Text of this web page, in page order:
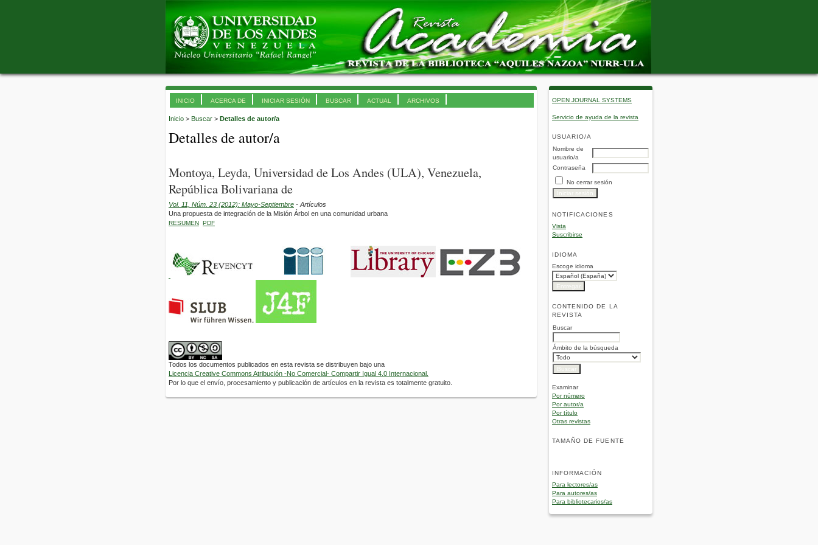
OPEN JOURNAL SYSTEMS
Servicio de ayuda de la revista
USUARIO/A
Nombre de
usuario/a
Contraseña
No cerrar sesión
NOTIFICACIONES
Vista
Suscribirse
IDIOMA
Escoge idioma
CONTENIDO DE LA
REVISTA
Buscar
Ámbito de la búsqueda
Examinar
Por número
Por autor/a
Por título
Otras revistas
TAMAÑO DE FUENTE
INFORMACIÓN
Para lectores/as
Para autores/as
Para bibliotecarios/as
INICIO ACERCA DE INICIAR SESIÓN BUSCAR ACTUAL ARCHIVOS
Inicio > Buscar > Detalles de autor/a
Detalles de autor/a
Montoya, Leyda, Universidad de Los Andes (ULA), Venezuela,
República Bolivariana de
Vol. 11, Núm. 23 (2012): Mayo-Septiembre - Artículos
Una propuesta de integración de la Misión Árbol en una comunidad urbana
RESUMEN PDF
Todos los documentos publicados en esta revista se distribuyen bajo una
Licencia Creative Commons Atribución -No Comercial- Compartir Igual 4.0 Internacional.
Por lo que el envío, procesamiento y publicación de artículos en la revista es totalmente gratuito.